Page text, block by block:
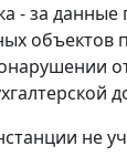
- за
объектов
от
не